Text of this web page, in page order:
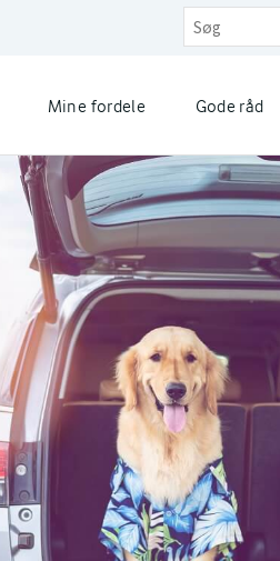
Mine fordele Gode råd